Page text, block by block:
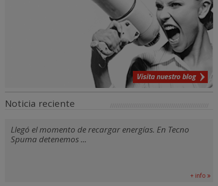
Visita nuestro blog
Noticia reciente
Llegó el momento de recargar energías. En Tecno
Spuma detenemos ...
+ info